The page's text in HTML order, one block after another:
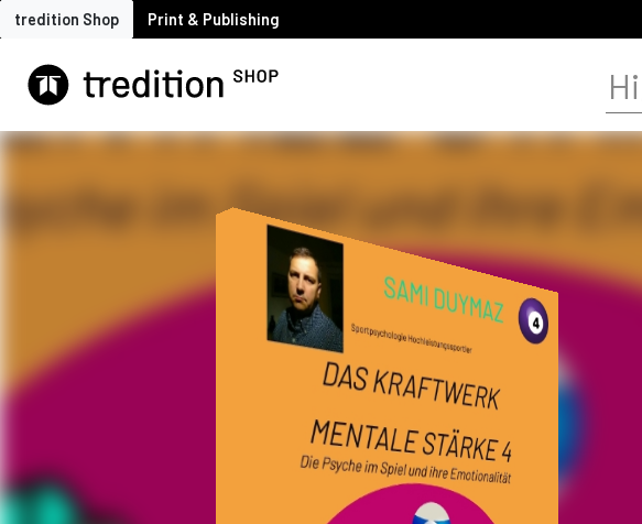
tredition Shop Print & Publishing